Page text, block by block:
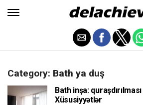
Category: Bath ya duş
Bath inşa:
Xüsusiyyətlər